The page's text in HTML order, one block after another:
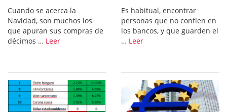
Cuando se acerca la
Navidad, son muchos los
que apuran sus compras de
décimos … Leer
Es habitual, encontrar
personas que no confíen en
los bancos, y que guarden el
… Leer